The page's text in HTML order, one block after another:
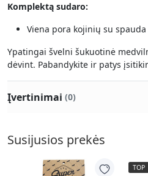
Komplektą sudaro:
Viena pora kojinių su
Ypatingai švelni šukuotinė
dėvint. Pabandykite ir patys
Įvertinimai (0)
Susijusios prekės
TOP